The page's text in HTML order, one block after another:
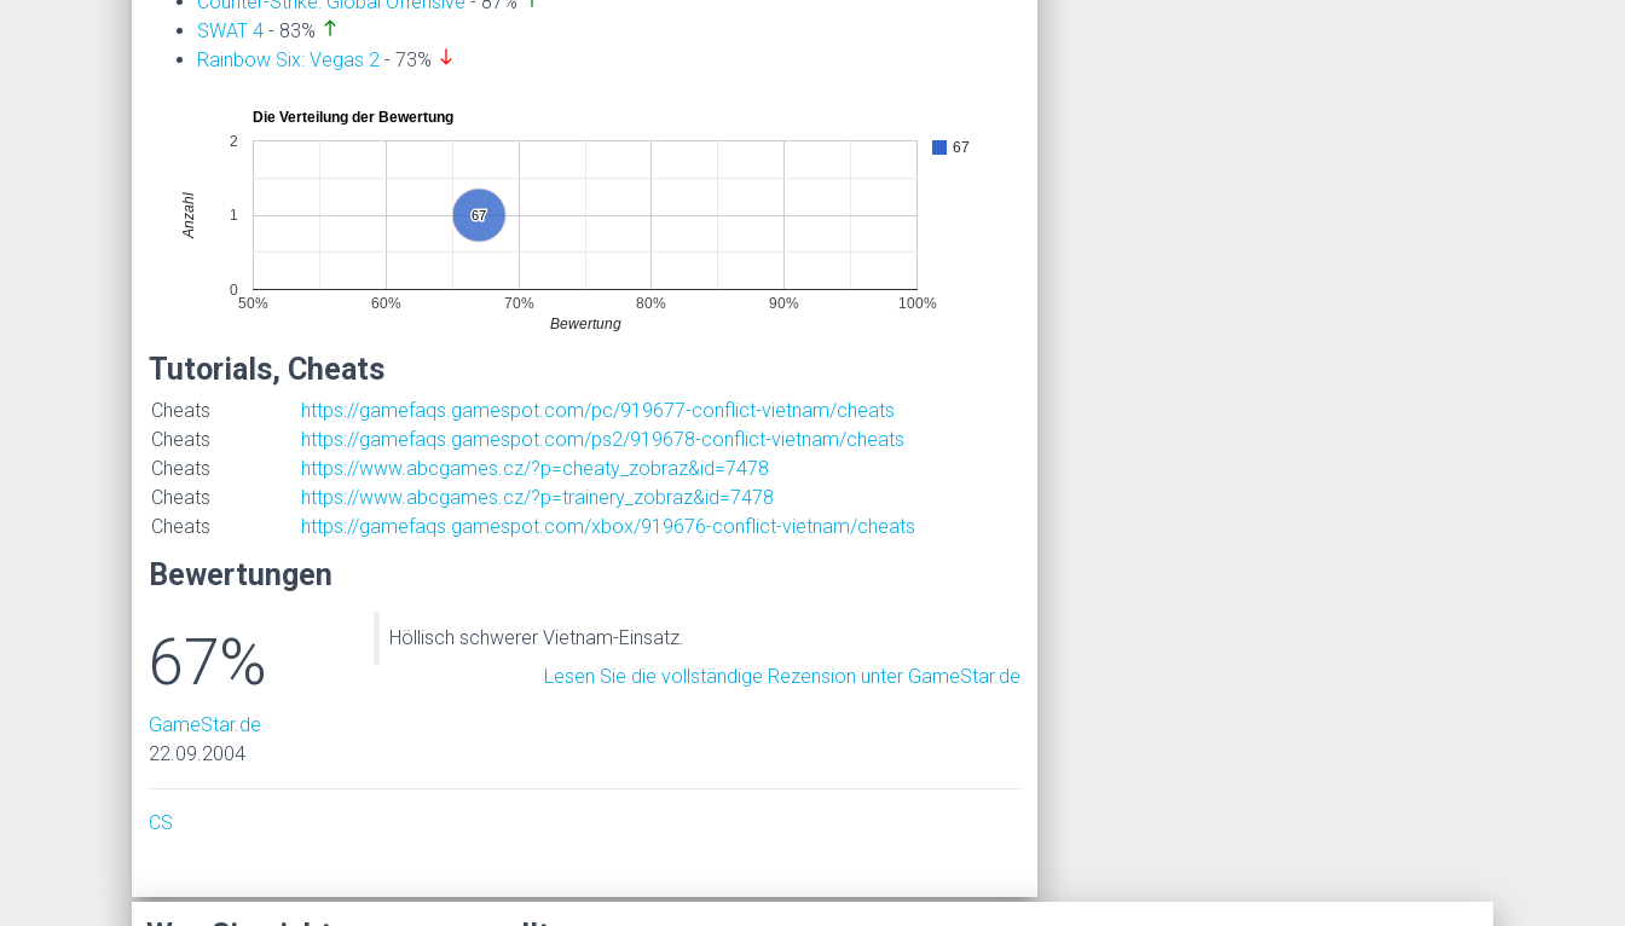
SWAT 4 - 83% north
Rainbow Six: Vegas 2 - 73% south
Die Verteilung der Bewertung
67
67
67
50% 60% 70% 80% 90% 100%
0
1
2
Bewertung
Anzahl
Tutorials, Cheats
Cheats
https://gamefaqs.gamespot.com/pc/919677-conflict-vietnam/cheats
Cheats
https://gamefaqs.gamespot.com/ps2/919678-conflict-vietnam/cheats
Cheats
https://www.abcgames.cz/?p=cheaty_zobraz&id=7478
Cheats
https://www.abcgames.cz/?p=trainery_zobraz&id=7478
Cheats
https://gamefaqs.gamespot.com/xbox/919676-conflict-vietnam/cheats
Bewertungen
67%
GameStar.de
22.09.2004
Höllisch schwerer Vietnam-Einsatz.
Lesen Sie die vollständige Rezension unter GameStar.de
CS